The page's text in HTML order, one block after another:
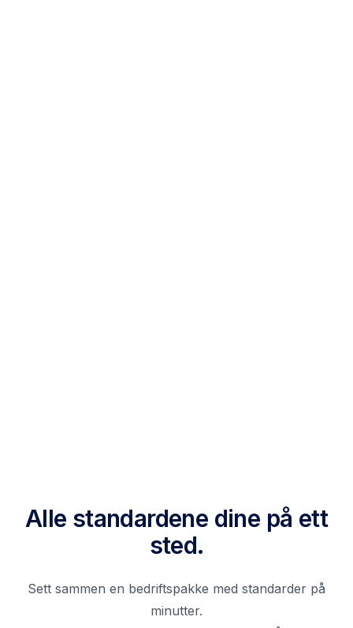
Alle standardene dine på ett
sted.
Sett sammen en bedriftspakke med standarder på
minutter.